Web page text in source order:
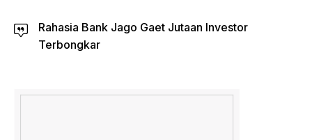
Rahasia Bank Jago Gaet Jutaan Investor
Terbongkar